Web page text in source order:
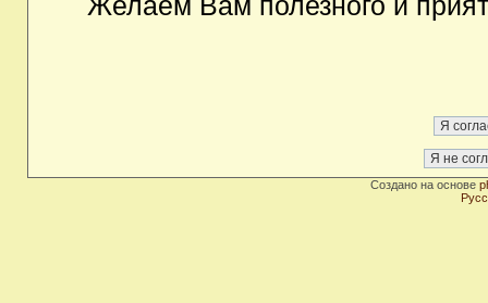
Создано на основе